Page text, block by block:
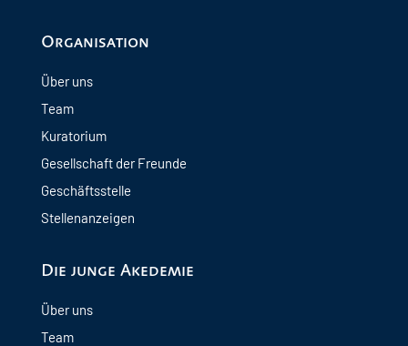
Organisation
Über uns
Team
Kuratorium
Gesellschaft der Freunde
Geschäftsstelle
Stellenanzeigen
Die junge Akedemie
Über uns
Team